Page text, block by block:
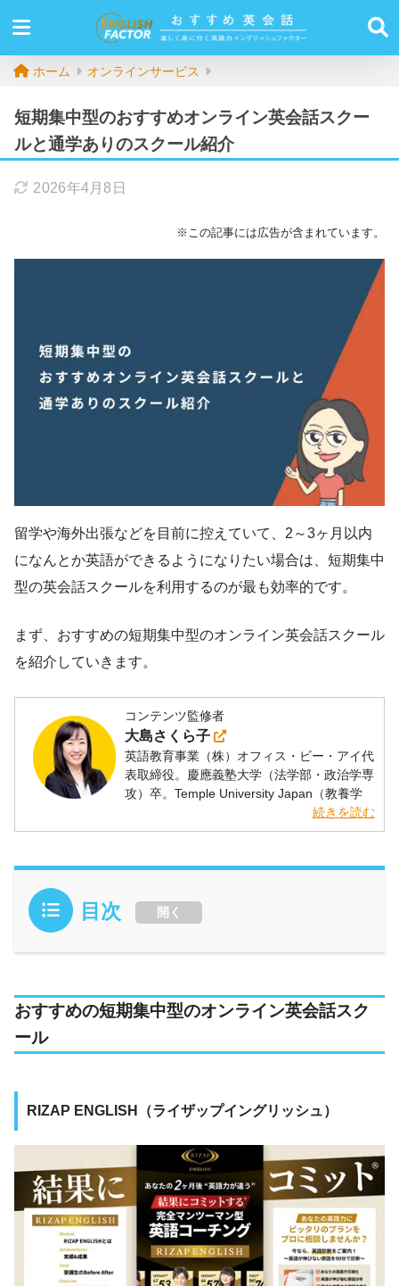
ホーム オンラインサービス
短期集中型のおすすめオンライン英会話スクー
ルと通学ありのスクール紹介
2026年4月8日
※この記事には広告が含まれています。
留学や海外出張などを目前に控えていて、2～3ヶ月以内
になんとか英語ができるようになりたい場合は、短期集中
型の英会話スクールを利用するのが最も効率的です。
まず、おすすめの短期集中型のオンライン英会話スクール
を紹介していきます。
コンテンツ監修者
大島さくら子
英語教育事業（株）オフィス・ビー・アイ代
表取締役。慶應義塾大学（法学部・政治学専
攻）卒。Temple University Japan（教養学
部・アジア学専攻）卒。ビジネス英語講師と
して多くの企業、団体で英語講師を務める。
級、TOEICRL&R 990点満点/S&W400点満
続きを読む
目次 開く
おすすめの短期集中型のオンライン英会話スク
ール
RIZAP ENGLISH（ライザップイングリッシュ）